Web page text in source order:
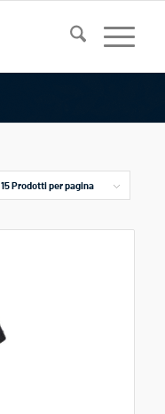
15 Prodotti per pagina